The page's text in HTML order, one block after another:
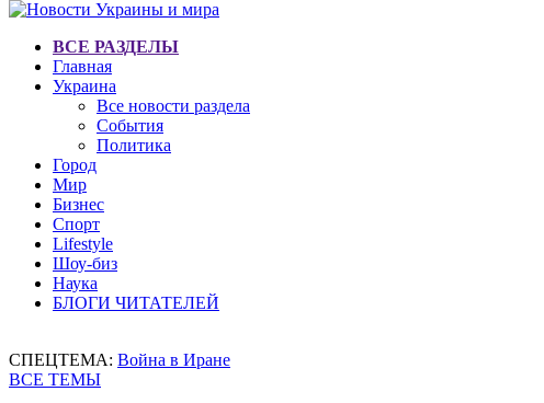
ВСЕ РАЗДЕЛЫ
Главная
Украина
Все новости раздела
События
Политика
Город
Мир
Бизнес
Спорт
Lifestyle
Шоу-биз
Наука
БЛОГИ ЧИТАТЕЛЕЙ
СПЕЦТЕМА: Война в Иране
ВСЕ ТЕМЫ